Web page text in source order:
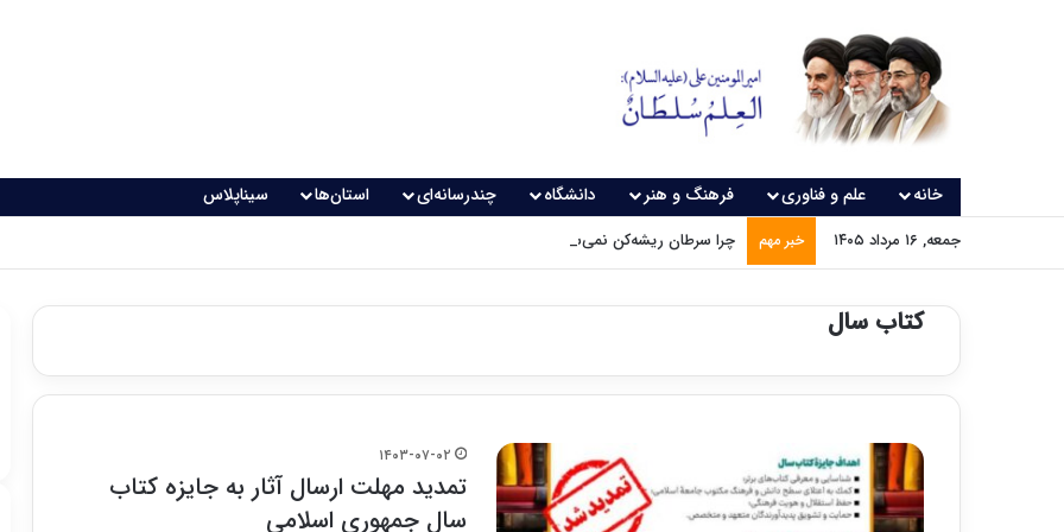
خانه علم و فناوری فرهنگ و هنر دانشگاه چندرسانه‌ای استان‌ها سیناپلاس
جمعه, ۱۶ مرداد ۱۴۰۵ خبر مهم چرا سرطان ریشه‌کن نمی‌شود؟
کتاب سال
۱۴۰۳-۰۷-۰۲
تمدید مهلت ارسال آثار به جایزه کتاب
سال جمهوری اسلامی